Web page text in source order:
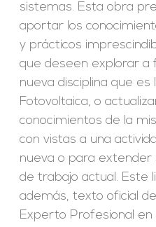
sistemas. Esta obra
aportar los
y prácticos
que deseen explorar a
nueva disciplina que es
Fotovoltaica, o
conocimientos de la
con vistas a una
nueva o para extender
de trabajo actual. Este
además, texto oficial
Experto Profesional en